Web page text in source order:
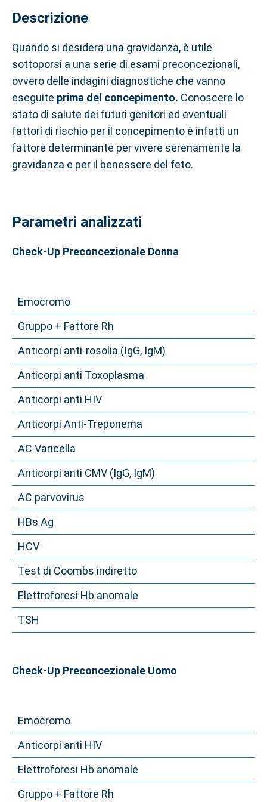
Descrizione
Quando si desidera una gravidanza, è utile
sottoporsi a una serie di esami preconcezionali,
ovvero delle indagini diagnostiche che vanno
eseguite prima del concepimento. Conoscere lo
stato di salute dei futuri genitori ed eventuali
fattori di rischio per il concepimento è infatti un
fattore determinante per vivere serenamente la
gravidanza e per il benessere del feto.
Parametri analizzati
Check-Up Preconcezionale Donna
Emocromo
Gruppo + Fattore Rh
Anticorpi anti-rosolia (IgG, IgM)
Anticorpi anti Toxoplasma
Anticorpi anti HIV
Anticorpi Anti-Treponema
AC Varicella
Anticorpi anti CMV (IgG, IgM)
AC parvovirus
HBs Ag
HCV
Test di Coombs indiretto
Elettroforesi Hb anomale
TSH
Check-Up Preconcezionale Uomo
Emocromo
Anticorpi anti HIV
Elettroforesi Hb anomale
Gruppo + Fattore Rh